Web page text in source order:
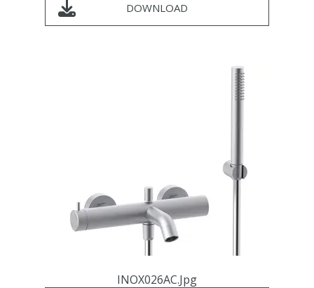
DOWNLOAD
INOX026AC.jpg